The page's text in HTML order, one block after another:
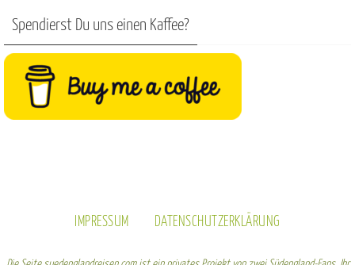
Spendierst Du uns einen Kaffee?
IMPRESSUM DATENSCHUTZERKLÄRUNG